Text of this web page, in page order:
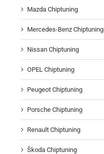
Mazda Chiptuning
Mercedes-Benz Chiptuning
Nissan Chiptuning
OPEL Chiptuning
Peugeot Chiptuning
Porsche Chiptuning
Renault Chiptuning
Škoda Chiptuning